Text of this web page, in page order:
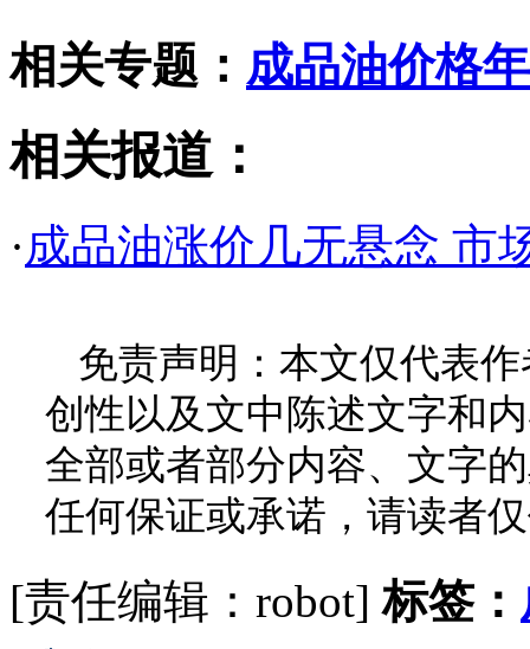
相关专题： 成品油价格
相关报道：
·成品油涨价几无悬念 市
免责声明：本文仅代表
创性以及文中陈述文字和
全部或者部分内容、文字
任何保证或承诺，请读者
[责任编辑：robot]标签：